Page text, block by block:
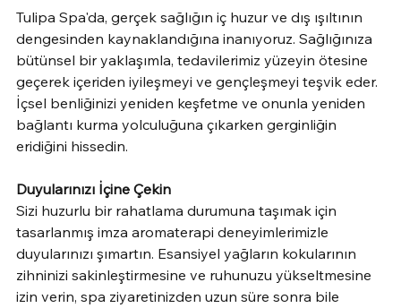
Tulipa Spa'da, gerçek sağlığın iç huzur ve dış ışıltının
dengesinden kaynaklandığına inanıyoruz. Sağlığınıza
bütünsel bir yaklaşımla, tedavilerimiz yüzeyin ötesine
geçerek içeriden iyileşmeyi ve gençleşmeyi teşvik eder.
İçsel benliğinizi yeniden keşfetme ve onunla yeniden
bağlantı kurma yolculuğuna çıkarken gerginliğin
eridiğini hissedin.
Duyularınızı İçine Çekin
Sizi huzurlu bir rahatlama durumuna taşımak için
tasarlanmış imza aromaterapi deneyimlerimizle
duyularınızı şımartın. Esansiyel yağların kokularının
zihninizi sakinleştirmesine ve ruhunuzu yükseltmesine
izin verin, spa ziyaretinizden uzun süre sonra bile